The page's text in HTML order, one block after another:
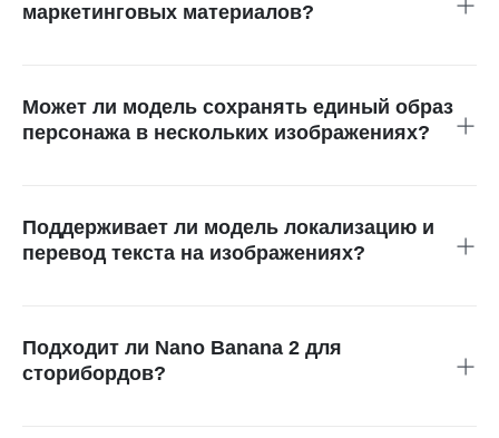
маркетинговых материалов?
модель отличным выбором для рекламы, продуктовых
изображений и промоматериалов.
Может ли модель сохранять единый образ
персонажа в нескольких изображениях?
одного рабочего процесса.
Поддерживает ли модель локализацию и
перевод текста на изображениях?
визуального макета.
Подходит ли Nano Banana 2 для
сторибордов?